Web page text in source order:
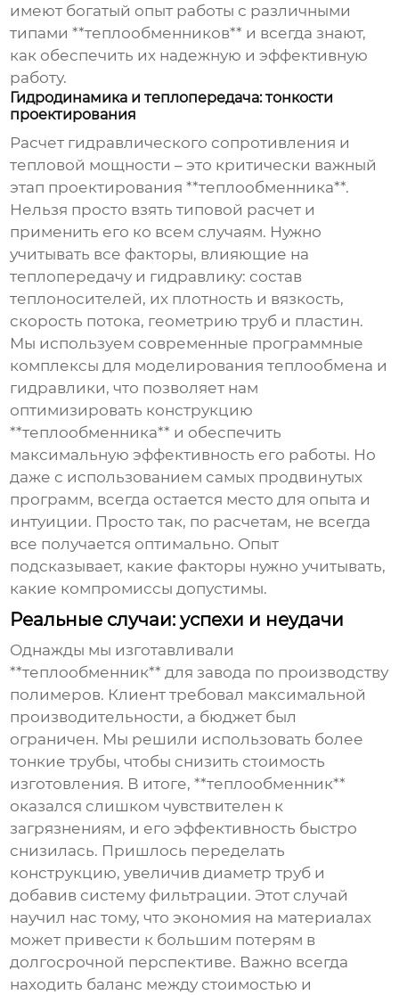
имеют богатый опыт работы с различными
типами **теплообменников** и всегда знают,
как обеспечить их надежную и эффективную
работу.
Гидродинамика и теплопередача: тонкости
проектирования
Расчет гидравлического сопротивления и
тепловой мощности – это критически важный
этап проектирования **теплообменника**.
Нельзя просто взять типовой расчет и
применить его ко всем случаям. Нужно
учитывать все факторы, влияющие на
теплопередачу и гидравлику: состав
теплоносителей, их плотность и вязкость,
скорость потока, геометрию труб и пластин.
Мы используем современные программные
комплексы для моделирования теплообмена и
гидравлики, что позволяет нам
оптимизировать конструкцию
**теплообменника** и обеспечить
максимальную эффективность его работы. Но
даже с использованием самых продвинутых
программ, всегда остается место для опыта и
интуиции. Просто так, по расчетам, не всегда
все получается оптимально. Опыт
подсказывает, какие факторы нужно учитывать,
какие компромиссы допустимы.
Реальные случаи: успехи и неудачи
Однажды мы изготавливали
**теплообменник** для завода по производству
полимеров. Клиент требовал максимальной
производительности, а бюджет был
ограничен. Мы решили использовать более
тонкие трубы, чтобы снизить стоимость
изготовления. В итоге, **теплообменник**
оказался слишком чувствителен к
загрязнениям, и его эффективность быстро
снизилась. Пришлось переделать
конструкцию, увеличив диаметр труб и
добавив систему фильтрации. Этот случай
научил нас тому, что экономия на материалах
может привести к большим потерям в
долгосрочной перспективе. Важно всегда
находить баланс между стоимостью и